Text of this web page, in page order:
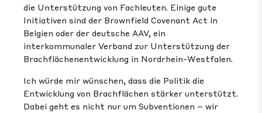
die Unterstützung von Fachleuten. Einige gute
Initiativen sind der Brownfield Covenant Act in
Belgien oder der deutsche AAV, ein
interkommunaler Verband zur Unterstützung der
Brachflächenentwicklung in Nordrhein-Westfalen.
Ich würde mir wünschen, dass die Politik die
Entwicklung von Brachflächen stärker unterstützt.
Dabei geht es nicht nur um Subventionen – wir